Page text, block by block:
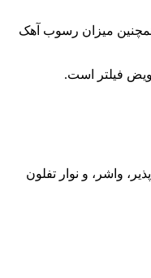
میزان رسوب آهک
فیلتر است.
واشر، و نوار تفلون